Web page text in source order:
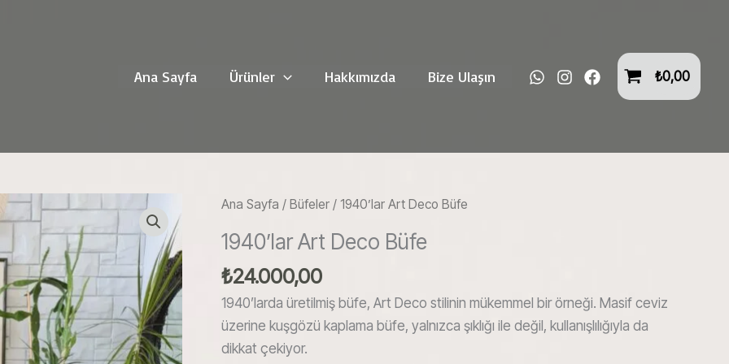
Ana Sayfa Ürünler Hakkımızda Bize Ulaşın ₺0,00
Ana Sayfa /Büfeler / 1940’lar Art Deco Büfe
1940’lar Art Deco Büfe
₺24.000,00
1940’larda üretilmiş büfe, Art Deco stilinin mükemmel bir örneği. Masif ceviz
üzerine kuşgözü kaplama büfe, yalnızca şıklığı ile değil, kullanışlılığıyla da
dikkat çekiyor.